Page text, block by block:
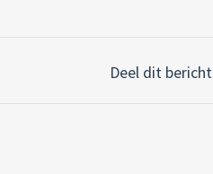
Deel dit bericht